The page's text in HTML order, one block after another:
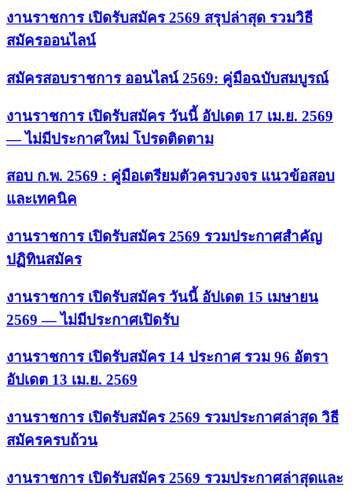
งานราชการ เปิดรับสมัคร 2569 สรุปล่าสุด รวมวิธี
สมัครออนไลน์
สมัครสอบราชการ ออนไลน์ 2569: คู่มือฉบับสมบูรณ์
งานราชการ เปิดรับสมัคร วันนี้ อัปเดต 17 เม.ย. 2569
— ไม่มีประกาศใหม่ โปรดติดตาม
สอบ ก.พ. 2569 : คู่มือเตรียมตัวครบวงจร แนวข้อสอบ
และเทคนิค
งานราชการ เปิดรับสมัคร 2569 รวมประกาศสำคัญ
ปฏิทินสมัคร
งานราชการ เปิดรับสมัคร วันนี้ อัปเดต 15 เมษายน
2569 — ไม่มีประกาศเปิดรับ
งานราชการ เปิดรับสมัคร 14 ประกาศ รวม 96 อัตรา
อัปเดต 13 เม.ย. 2569
งานราชการ เปิดรับสมัคร 2569 รวมประกาศล่าสุด วิธี
สมัครครบถ้วน
งานราชการ เปิดรับสมัคร 2569 รวมประกาศล่าสุดและ